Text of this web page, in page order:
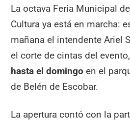
La octava Feria Municipal
Cultura ya está en marcha:
mañana el intendente Ariel
el corte de cintas del
hasta el domingo en el
de Belén de Escobar.
La apertura contó con la